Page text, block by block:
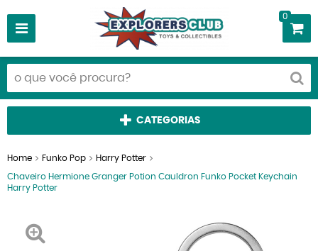
0
CATEGORIAS
Home Funko Pop Harry Potter
Chaveiro Hermione Granger Potion Cauldron Funko Pocket Keychain
Harry Potter